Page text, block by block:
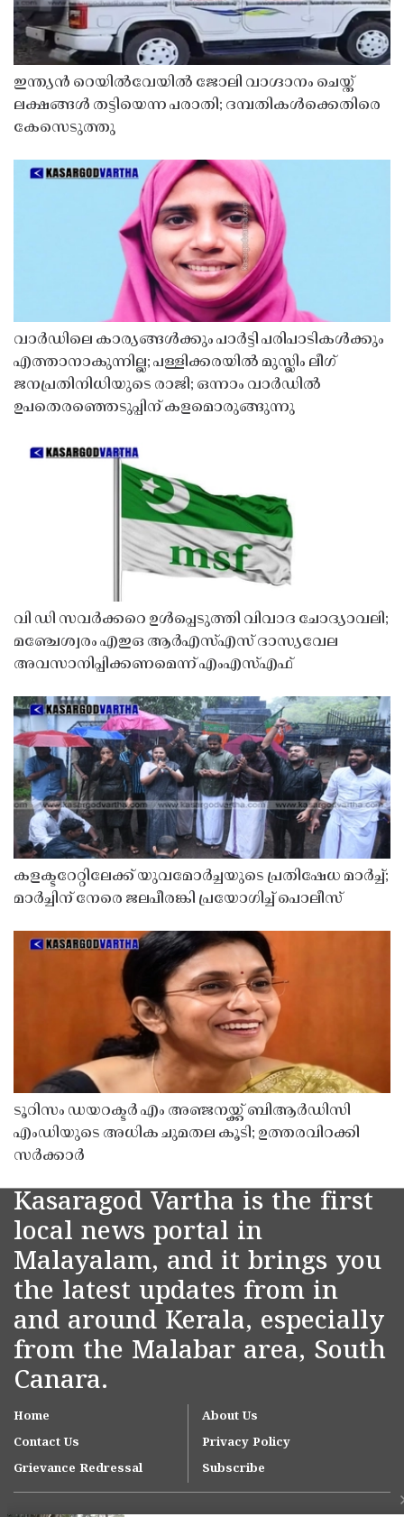
ഇന്ത്യൻ റെയിൽവേയിൽ ജോലി വാഗ്ദാനം ചെയ്ത്
ലക്ഷങ്ങൾ തട്ടിയെന്ന പരാതി; ദമ്പതികൾക്കെതിരെ
കേസെടുത്തു
വാർഡിലെ കാര്യങ്ങൾക്കും പാർട്ടി പരിപാടികൾക്കും
എത്താനാകുന്നില്ല; പള്ളിക്കരയിൽ മുസ്ലിം ലീഗ്
ജനപ്രതിനിധിയുടെ രാജി; ഒന്നാം വാർഡിൽ
ഉപതെരഞ്ഞെടുപ്പിന് കളമൊരുങ്ങുന്നു
വി ഡി സവർക്കറെ ഉൾപ്പെടുത്തി വിവാദ ചോദ്യാവലി;
മഞ്ചേശ്വരം എഇഒ ആർഎസ്എസ് ദാസ്യവേല
അവസാനിപ്പിക്കണമെന്ന് എംഎസ്എഫ്
കളക്ടറേറ്റിലേക്ക് യുവമോർച്ചയുടെ പ്രതിഷേധ മാർച്ച്;
മാർച്ചിന് നേരെ ജലപീരങ്കി പ്രയോഗിച്ച് പൊലീസ്
ടൂറിസം ഡയറക്ടർ എം അഞ്ജനയ്ക്ക് ബിആർഡിസി
എംഡിയുടെ അധിക ചുമതല കൂടി; ഉത്തരവിറക്കി
സർക്കാർ
Kasaragod Vartha is the first
local news portal in
Malayalam, and it brings you
the latest updates from in
and around Kerala, especially
from the Malabar area, South
Canara.
Home
About Us
Contact Us
Privacy Policy
Grievance Redressal
Subscribe